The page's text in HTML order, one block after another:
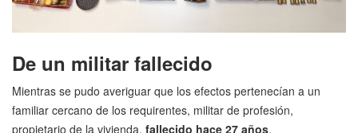
De un militar fallecido
Mientras se pudo averiguar que los efectos pertenecían a un
familiar cercano de los requirentes, militar de profesión,
propietario de la vivienda, fallecido hace 27 años.